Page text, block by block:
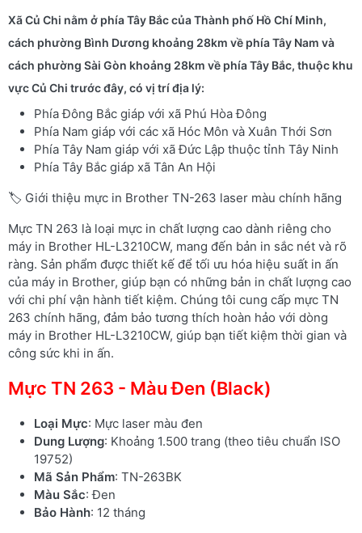
Xã Củ Chi nằm ở phía Tây Bắc của Thành phố Hồ Chí Minh,
cách phường Bình Dương khoảng 28km về phía Tây Nam và
cách phường Sài Gòn khoảng 28km về phía Tây Bắc, thuộc khu
vực Củ Chi trước đây, có vị trí địa lý:
Phía Đông Bắc giáp với xã Phú Hòa Đông
Phía Nam giáp với các xã Hóc Môn và Xuân Thới Sơn
Phía Tây Nam giáp với xã Đức Lập thuộc tỉnh Tây Ninh
Phía Tây Bắc giáp xã Tân An Hội
🏷️ Giới thiệu mực in Brother TN-263 laser màu chính hãng
Mực TN 263 là loại mực in chất lượng cao dành riêng cho
máy in Brother HL-L3210CW, mang đến bản in sắc nét và rõ
ràng. Sản phẩm được thiết kế để tối ưu hóa hiệu suất in ấn
của máy in Brother, giúp bạn có những bản in chất lượng cao
với chi phí vận hành tiết kiệm. Chúng tôi cung cấp mực TN
263 chính hãng, đảm bảo tương thích hoàn hảo với dòng
máy in Brother HL-L3210CW, giúp bạn tiết kiệm thời gian và
công sức khi in ấn.
Mực TN 263 - Màu Đen (Black)
Loại Mực: Mực laser màu đen
Dung Lượng: Khoảng 1.500 trang (theo tiêu chuẩn ISO
19752)
Mã Sản Phẩm: TN-263BK
Màu Sắc: Đen
Bảo Hành: 12 tháng